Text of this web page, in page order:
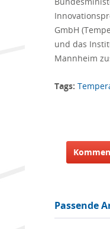
GmbH
und das
Mannheim
Tags:
Passende